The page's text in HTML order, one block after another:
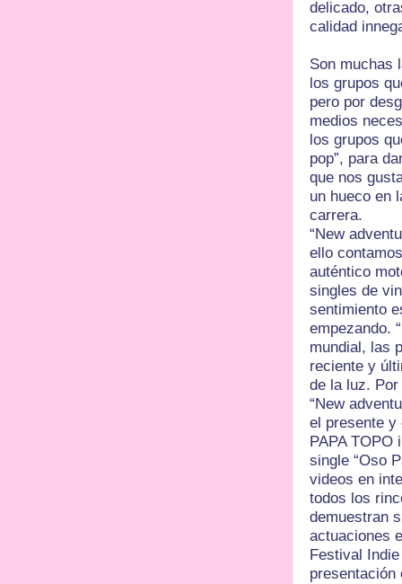
delicado,
calidad
Son muchas
los grupos
pero por
medios
los grupos
pop”, para
que nos
un hueco en
carrera.
“New
ello
auténtico
singles de
sentimiento
empezando.
mundial, las
reciente y
de la luz.
“New
el presente y
PAPA TOPO
single “Oso
videos en
todos los
demuestran
actuaciones
Festival
presentación